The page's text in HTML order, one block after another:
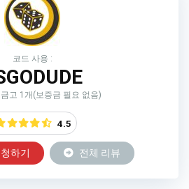
코드 사용 :
고 1개(보증금 필요 없음)
4.5
하기 전체 리뷰